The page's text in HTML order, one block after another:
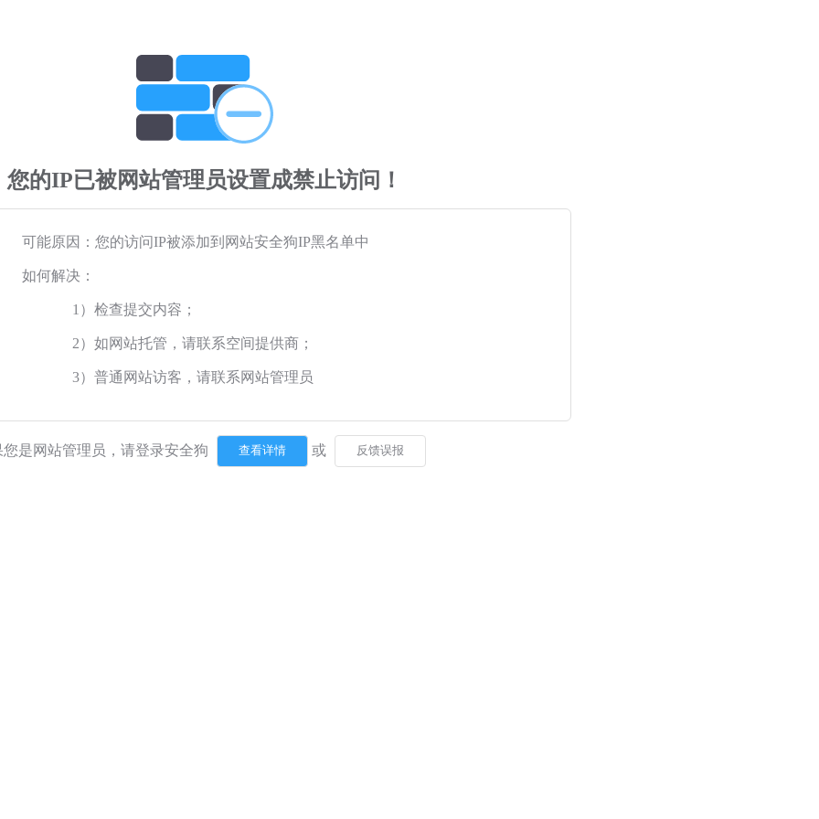
您的IP已被网站管理员设置成禁止访问！
可能原因：您的访问IP被添加到网站安全狗IP黑名单中
如何解决：
1）检查提交内容；
2）如网站托管，请联系空间提供商；
3）普通网站访客，请联系网站管理员
您是网站管理员，请登录安全狗 或